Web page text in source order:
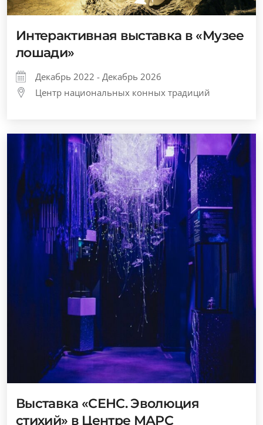
Интерактивная выставка в «Музее
лошади»
Декабрь 2022 - Декабрь 2026
Центр национальных конных традиций
Выставка «СЕНС. Эволюция
стихий» в Центре МАРС